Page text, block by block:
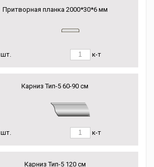
Притворная планка 2000*30*6 мм
шт. к-т
Карниз Тип-5 60-90 см
шт. к-т
Карниз Тип-5 120 см